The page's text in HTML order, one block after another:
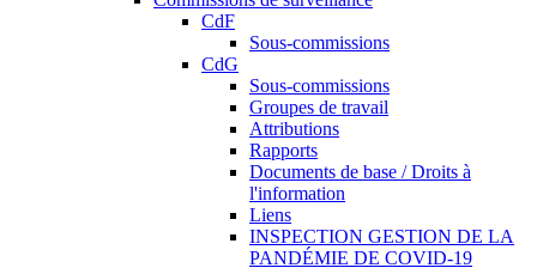
CdF
Sous-commissions
CdG
Sous-commissions
Groupes de travail
Attributions
Rapports
Documents de base / Droits à
l'information
Liens
INSPECTION GESTION DE LA
PANDÉMIE DE COVID-19